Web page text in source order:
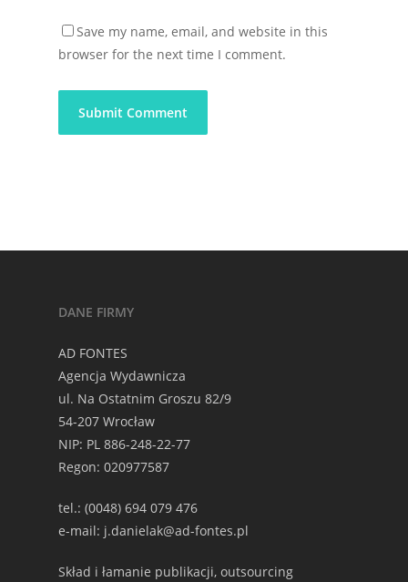
Save my name, email, and website in this
browser for the next time I comment.
DANE FIRMY
AD FONTES
Agencja Wydawnicza
ul. Na Ostatnim Groszu 82/9
54-207 Wrocław
NIP: PL 886-248-22-77
Regon: 020977587
tel.: (0048) 694 079 476
e-mail: j.danielak@ad-fontes.pl
Skład i łamanie publikacji, outsourcing